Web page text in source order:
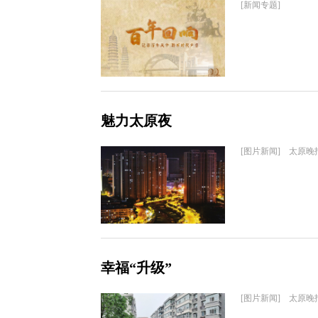
[新闻专题]
魅力太原夜
[图片新闻] 太原晚
幸福“升级”
[图片新闻] 太原晚